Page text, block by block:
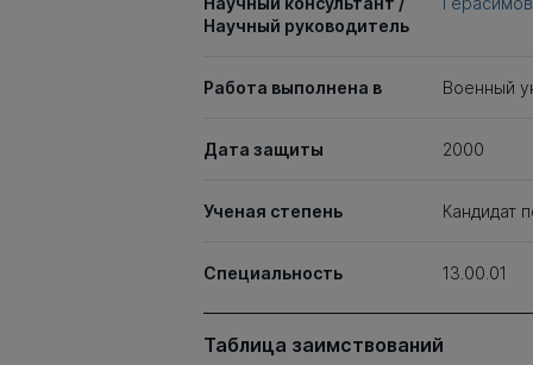
Научный руководитель
Работа выполнена в Военный
Дата защиты 2000
Ученая степень Кандидат
Специальность 13.00.01
Таблица заимствований